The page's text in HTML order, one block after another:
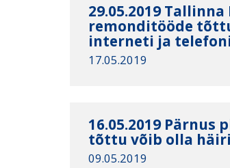
29.05.2019
remonditööde
interneti ja
17.05.2019
16.05.2019
tõttu võib olla
09.05.2019